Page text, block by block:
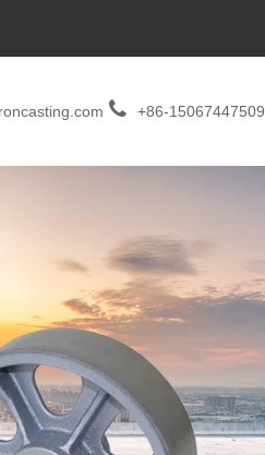
+86-15067447509